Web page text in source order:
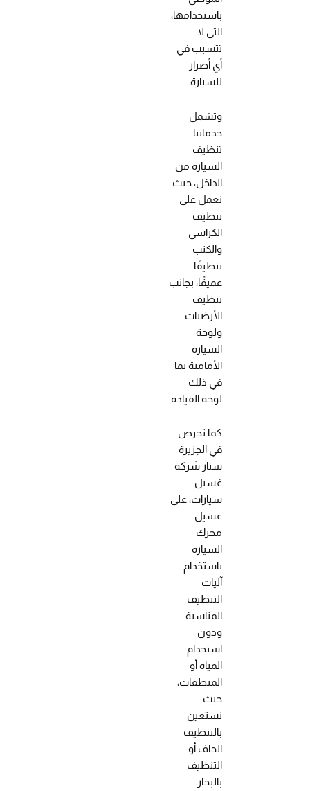
باستخدامها،
التي لا
تتسبب في
أي أضرار
للسيارة.
وتشمل
خدماتنا
تنظيف
السيارة من
الداخل، حيث
نعمل على
تنظيف
الكراسي
والكنب
تنظيفًا
عميقًا، بجانب
تنظيف
الأرضيات
ولوحة
السيارة
الأمامية بما
في ذلك
لوحة القيادة.
كما نحرص
في الجزيرة
ستار شركة
غسيل
سيارات، على
غسيل
محرك
السيارة
باستخدام
آليات
التنظيف
المناسبة
ودون
استخدام
المياه أو
المنظفات،
حيث
نستعين
بالتنظيف
الجاف أو
التنظيف
بالبخار.